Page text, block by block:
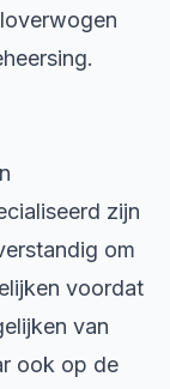
zijn
om
voordat
van
ook op de